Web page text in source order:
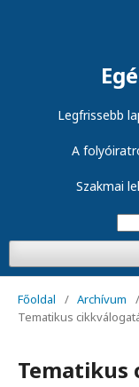
Legfrissebb
A
Szakmai
Főoldal / Archívum /
Tematikus
Tematikus